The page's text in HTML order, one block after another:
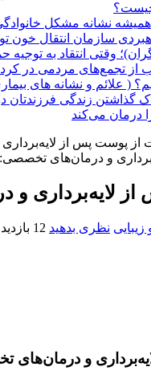
همیشه نشانه مشکل
سازمان انتقال خون
وقتی انتقاد به توجیه
تجمع‌های مردمی در
( علائم و نشانه های
گذاشتن زندگی فرزندتان
درمان می‌کند
از پوست پس از
لایه‌برداری
نظری بدهید 12 بازدید
و درمان‌های